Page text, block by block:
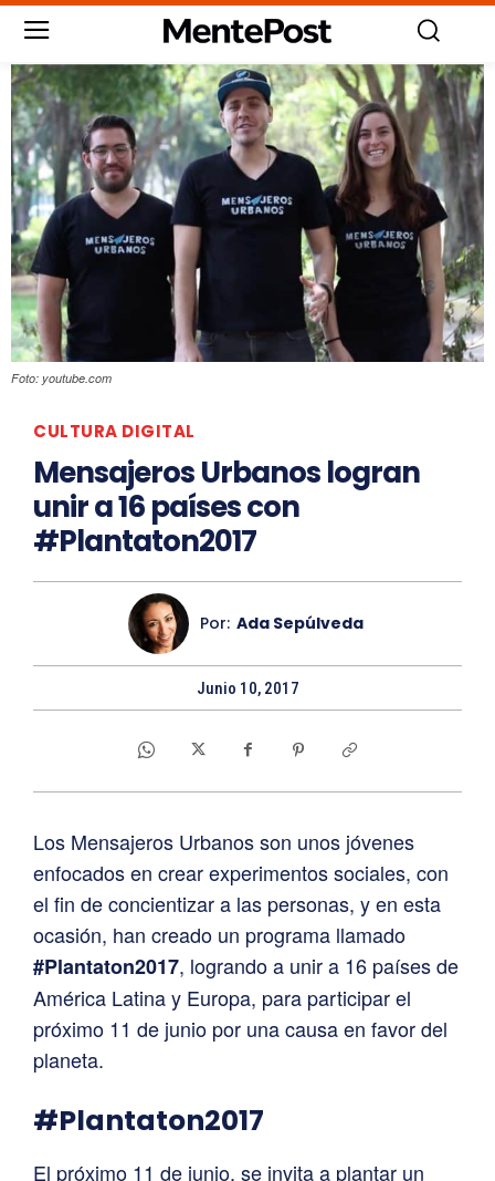
Foto: youtube.com
CULTURA DIGITAL
Mensajeros Urbanos logran
unir a 16 países con
#Plantaton2017
Por: Ada Sepúlveda
Junio 10, 2017
Los Mensajeros Urbanos son unos jóvenes
enfocados en crear experimentos sociales, con
el fin de concientizar a las personas, y en esta
ocasión, han creado un programa llamado
#Plantaton2017, logrando a unir a 16 países de
América Latina y Europa, para participar el
próximo 11 de junio por una causa en favor del
planeta.
#Plantaton2017
El próximo 11 de junio, se invita a plantar un